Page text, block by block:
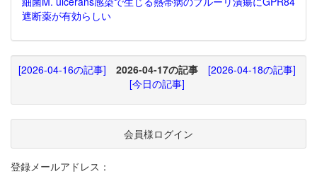
遮断薬が有効らしい
[2026-04-16の記事] 2026-04-17の記事
[2026-04-18の記事]
[今日の記事]
会員様ログイン
登録メールアドレス：